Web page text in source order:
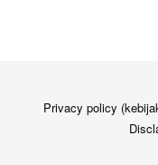
Privacy policy